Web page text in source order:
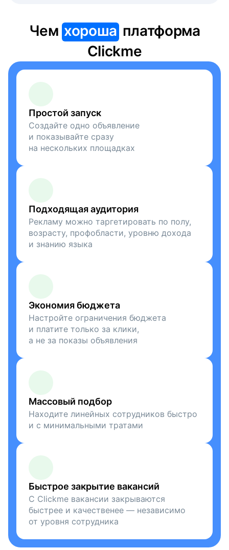
Чемхороша платформа
Clickme
Простой запуск
Создайте одно объявление
и показывайте сразу
на нескольких площадках
Подходящая аудитория
Рекламу можно таргетировать по полу,
возрасту, профобласти, уровню дохода
и знанию языка
Экономия бюджета
Настройте ограничения бюджета
и платите только за клики,
а не за показы объявления
Массовый подбор
Находите линейных сотрудников быстро
и с минимальными тратами
Быстрое закрытие вакансий
С Clickme вакансии закрываются
быстрее и качественее — независимо
от уровня сотрудника